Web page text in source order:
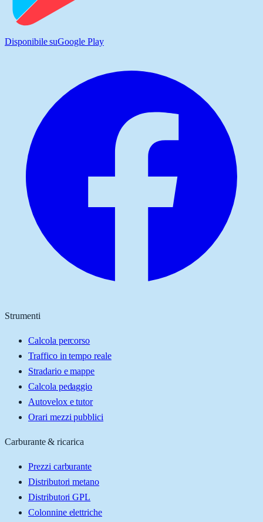
Disponibile suGoogle Play
Strumenti
Calcola percorso
Traffico in tempo reale
Stradario e mappe
Calcola pedaggio
Autovelox e tutor
Orari mezzi pubblici
Carburante & ricarica
Prezzi carburante
Distributori metano
Distributori GPL
Colonnine elettriche